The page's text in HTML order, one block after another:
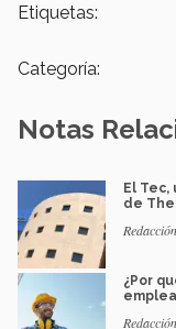
Etiquetas:
Categoría:
Notas
El
de
¿Por